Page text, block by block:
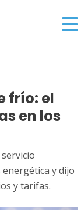
frío: el
en los
y dijo
y tarifas.